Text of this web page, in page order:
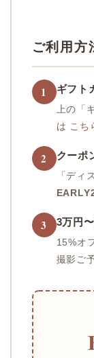
ご利用方
1 ギフト
上の「
は こち
2 クーポ
「ディ
3 3万円
15%オ
撮影ご